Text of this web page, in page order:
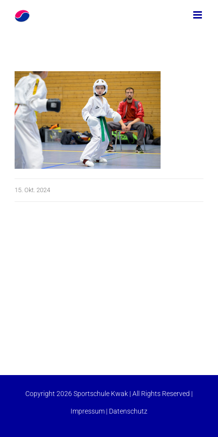
Zum
Inhalt
15. Okt. 2024
Copyright 2026 Sportschule Kwak | All Rights Reserved |
Impressum | Datenschutz